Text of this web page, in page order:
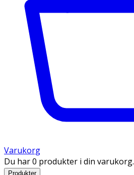
Varukorg
Du har 0 produkter i din varukorg.
Produkter